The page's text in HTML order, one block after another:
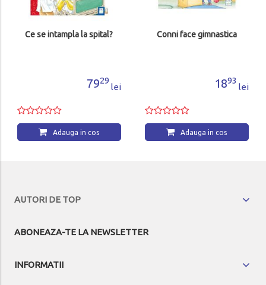
Ce se intampla la spital?
7929
lei
Adauga in cos
Conni face gimnastica
1893
lei
Adauga in cos
AUTORI DE TOP
ABONEAZA-TE LA NEWSLETTER
INFORMATII